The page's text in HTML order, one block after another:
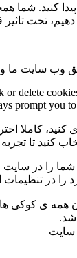
کنید. شما
تحت
وب سایت ما
delete
prompt you
کنید، کاملا
کنید تا
را در سایت
را در
شد.
سایت